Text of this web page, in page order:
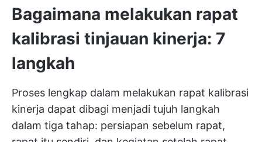
Bagaimana melakukan rapat
kalibrasi tinjauan kinerja: 7
langkah
Proses lengkap dalam melakukan rapat kalibrasi
kinerja dapat dibagi menjadi tujuh langkah
dalam tiga tahap: persiapan sebelum rapat,